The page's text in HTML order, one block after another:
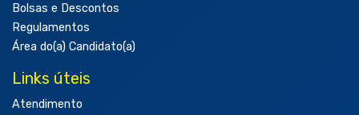
Bolsas e Descontos
Regulamentos
Área do(a) Candidato(a)
Links úteis
Atendimento